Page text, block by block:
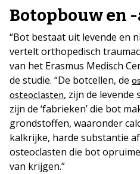
Botopbouw en
“Bot bestaat uit levende en
vertelt orthopedisch
van het Erasmus Medisch
de studie. “De botcellen, de
osteoclasten, zijn de
zijn de ‘fabrieken’ die bot
grondstoffen, waaronder
kalkrijke, harde substantie
osteoclasten die bot
van krijgen.”